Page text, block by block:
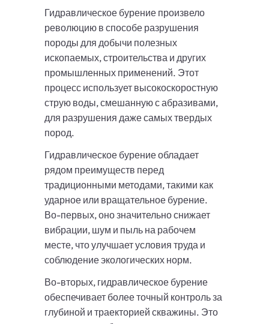
Гидравлическое бурение произвело
революцию в способе разрушения
породы для добычи полезных
ископаемых, строительства и других
промышленных применений. Этот
процесс использует высокоскоростную
струю воды, смешанную с абразивами,
для разрушения даже самых твердых
пород.
Гидравлическое бурение обладает
рядом преимуществ перед
традиционными методами, такими как
ударное или вращательное бурение.
Во-первых, оно значительно снижает
вибрации, шум и пыль на рабочем
месте, что улучшает условия труда и
соблюдение экологических норм.
Во-вторых, гидравлическое бурение
обеспечивает более точный контроль за
глубиной и траекторией скважины. Это